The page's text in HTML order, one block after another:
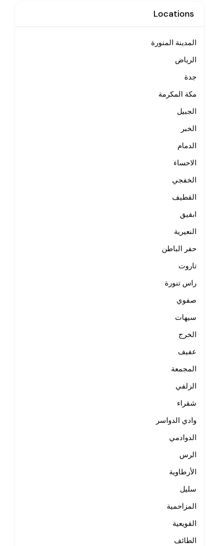
Locations
المدينة المنورة
الرياض
جدة
مكة المكرمة
الجبيل
الخبر
الدمام
الاحساء
الخفجي
القطيف
ابقيق
النعيرية
حفر الباطن
تاروت
راس تنورة
صفوي
سيهات
الخرج
عفيف
المجمعة
الزلفي
شقراء
وادي الدواسر
الدوادمي
الرس
الأرطاوية
سليل
المزاحمية
القويعية
الطائف